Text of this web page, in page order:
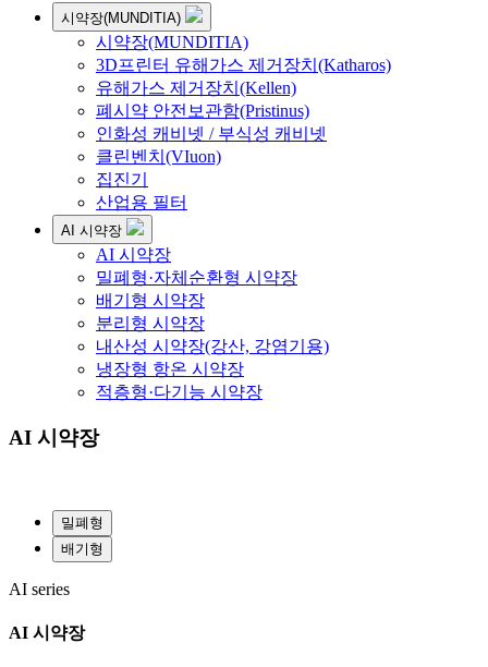
시약장(MUNDITIA)
시약장(MUNDITIA)
3D프린터 유해가스 제거장치(Katharos)
유해가스 제거장치(Kellen)
폐시약 안전보관함(Pristinus)
인화성 캐비넷 / 부식성 캐비넷
클린벤치(VIuon)
집진기
산업용 필터
AI 시약장
AI 시약장
밀폐형·자체순환형 시약장
배기형 시약장
분리형 시약장
내산성 시약장(강산, 강염기용)
냉장형 항온 시약장
적층형·다기능 시약장
AI 시약장
밀폐형
배기형
AI series
AI 시약장